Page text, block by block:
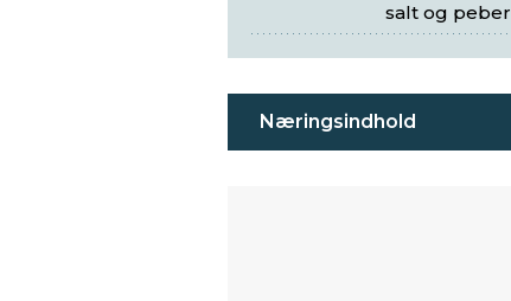
salt og peber
Næringsindhold